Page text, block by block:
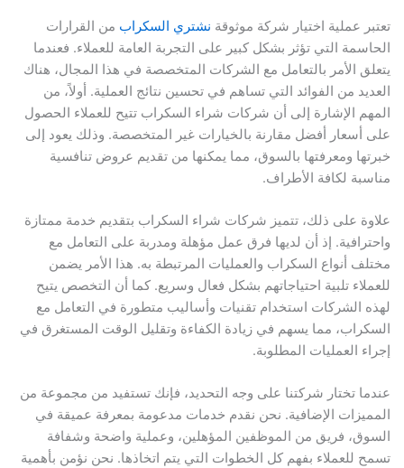
تعتبر عملية اختيار شركة موثوقة نشتري السكرابمن القرارات
الحاسمة التي تؤثر بشكل كبير على التجربة العامة للعملاء. فعندما
يتعلق الأمر بالتعامل مع الشركات المتخصصة في هذا المجال، هناك
العديد من الفوائد التي تساهم في تحسين نتائج العملية. أولاً، من
المهم الإشارة إلى أن شركات شراء السكراب تتيح للعملاء الحصول
على أسعار أفضل مقارنة بالخيارات غير المتخصصة. وذلك يعود إلى
خبرتها ومعرفتها بالسوق، مما يمكنها من تقديم عروض تنافسية
مناسبة لكافة الأطراف.
علاوة على ذلك، تتميز شركات شراء السكراب بتقديم خدمة ممتازة
واحترافية. إذ أن لديها فرق عمل مؤهلة ومدربة على التعامل مع
مختلف أنواع السكراب والعمليات المرتبطة به. هذا الأمر يضمن
للعملاء تلبية احتياجاتهم بشكل فعال وسريع. كما أن التخصص يتيح
لهذه الشركات استخدام تقنيات وأساليب متطورة في التعامل مع
السكراب، مما يسهم في زيادة الكفاءة وتقليل الوقت المستغرق في
إجراء العمليات المطلوبة.
عندما تختار شركتنا على وجه التحديد، فإنك تستفيد من مجموعة من
المميزات الإضافية. نحن نقدم خدمات مدعومة بمعرفة عميقة في
السوق، فريق من الموظفين المؤهلين، وعملية واضحة وشفافة
تسمح للعملاء بفهم كل الخطوات التي يتم اتخاذها. نحن نؤمن بأهمية